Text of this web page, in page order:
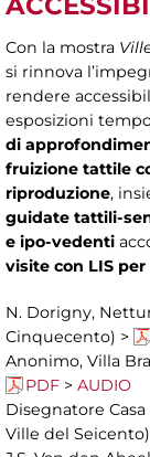
Con la mostra
si rinnova
rendere
esposizioni
di
fruizione tattile
riproduzione,
guidate tattili-
e ipo-vedenti
visite con LIS
N. Dorigny,
Cinquecento) >
Anonimo, Villa
PDF > AUDIO
Disegnatore Casa
Ville del